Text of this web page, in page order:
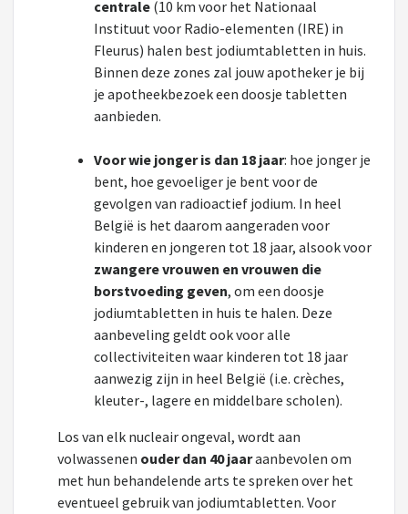
centrale (10 km voor het Nationaal
Instituut voor Radio-elementen (IRE) in
Fleurus) halen best jodiumtabletten in huis.
Binnen deze zones zal jouw apotheker je bij
je apotheekbezoek een doosje tabletten
aanbieden.
Voor wie jonger is dan 18 jaar: hoe jonger je
bent, hoe gevoeliger je bent voor de
gevolgen van radioactief jodium. In heel
België is het daarom aangeraden voor
kinderen en jongeren tot 18 jaar, alsook voor
zwangere vrouwen en vrouwen die
borstvoeding geven, om een doosje
jodiumtabletten in huis te halen. Deze
aanbeveling geldt ook voor alle
collectiviteiten waar kinderen tot 18 jaar
aanwezig zijn in heel België (i.e. crèches,
kleuter-, lagere en middelbare scholen).
Los van elk nucleair ongeval, wordt aan
volwassenen ouder dan 40 jaaraanbevolen om
met hun behandelende arts te spreken over het
eventueel gebruik van jodiumtabletten. Voor